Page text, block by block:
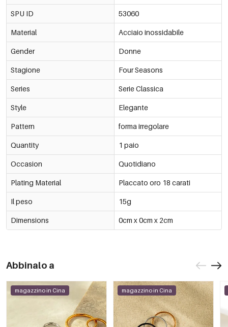
SPU ID 53060
Material Acciaio inossidabile
Gender Donne
Stagione Four Seasons
Series Serie Classica
Style Elegante
Pattern forma irregolare
Quantity 1 paio
Occasion Quotidiano
Plating Material Placcato oro 18 carati
Il peso 15g
Dimensions 0cm x 0cm x 2cm
Abbinalo a
magazzino in Cina magazzino in Cina